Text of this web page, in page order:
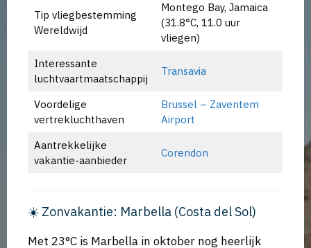
Tip vliegbestemming
Wereldwijd
Montego Bay, Jamaica
(31.8°C, 11.0 uur
vliegen)
Interessante
luchtvaartmaatschappij
Transavia
Voordelige
vertrekluchthaven
Brussel – Zaventem
Airport
Aantrekkelijke
vakantie-aanbieder
Corendon
☀️ Zonvakantie: Marbella (Costa del Sol)
Met 23°C is Marbella in oktober nog heerlijk